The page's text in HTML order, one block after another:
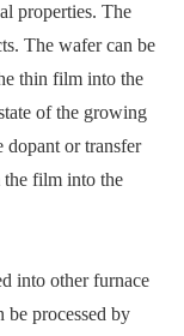
properties. The
The wafer can be
thin film into the
of the growing
dopant or transfer
the film into the
into other furnace
be processed by